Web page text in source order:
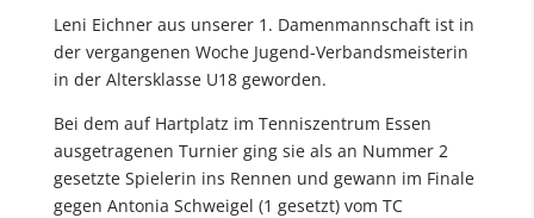
Leni Eichner aus unserer 1. Damenmannschaft ist in
der vergangenen Woche Jugend-Verbandsmeisterin
in der Altersklasse U18 geworden.
Bei dem auf Hartplatz im Tenniszentrum Essen
ausgetragenen Turnier ging sie als an Nummer 2
gesetzte Spielerin ins Rennen und gewann im Finale
gegen Antonia Schweigel (1 gesetzt) vom TC